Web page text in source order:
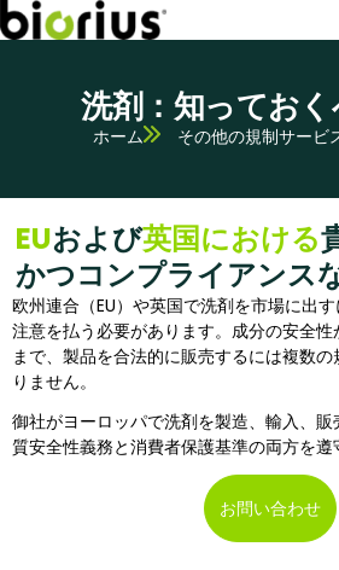
洗剤：知ってお
ホーム その他の規制サービ
EUおよび英国における
かつコンプライアンス
欧州連合（EU）や英国で洗剤を市場に出
注意を払う必要があります。成分の安全
まで、製品を合法的に販売するには複数
りません。
御社がヨーロッパで洗剤を製造、輸入、
質安全性義務と消費者保護基準の両方を遵
お問い合わせ